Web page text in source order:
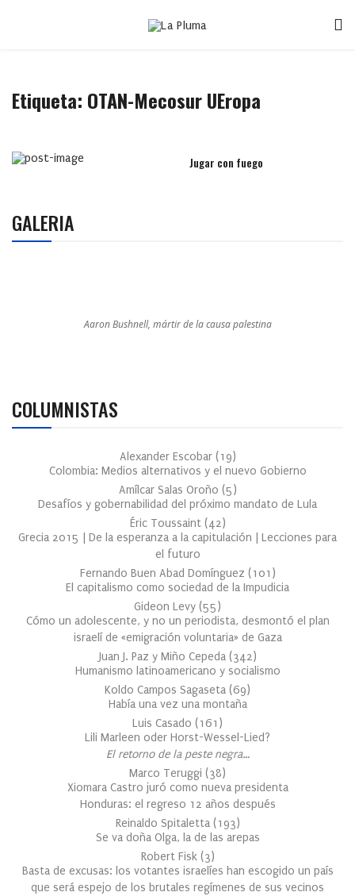
Etiqueta: OTAN-Mecosur UEropa
Jugar con fuego
GALERIA
Aaron Bushnell, mártir de la causa palestina
COLUMNISTAS
Alexander Escobar (19)
Colombia: Medios alternativos y el nuevo Gobierno
Amílcar Salas Oroño (5)
Desafíos y gobernabilidad del próximo mandato de Lula
Éric Toussaint (42)
Grecia 2015 | De la esperanza a la capitulación | Lecciones para
el futuro
Fernando Buen Abad Domínguez (101 )
El capitalismo como sociedad de la Impudicia
Gideon Levy (55)
Cómo un adolescente, y no un periodista, desmontó el plan
israelí de «emigración voluntaria» de Gaza
Juan J. Paz y Miño Cepeda (342)
Humanismo latinoamericano y socialismo
Koldo Campos Sagaseta (69)
Había una vez una montaña
Luis Casado (161 )
Lili Marleen oder Horst-Wessel-Lied?
El retorno de la peste negra…
Marco Teruggi (38)
Xiomara Castro juró como nueva presidenta
Honduras: el regreso 12 años después
Reinaldo Spitaletta (193)
Se va doña Olga, la de las arepas
Robert Fisk (3)
Basta de excusas: los votantes israelíes han escogido un país
que será espejo de los brutales regímenes de sus vecinos